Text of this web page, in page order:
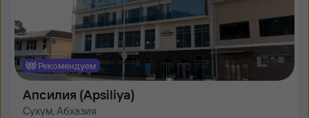
Рекомендуем
Апсилия (Apsiliya)
Сухум, Абхазия